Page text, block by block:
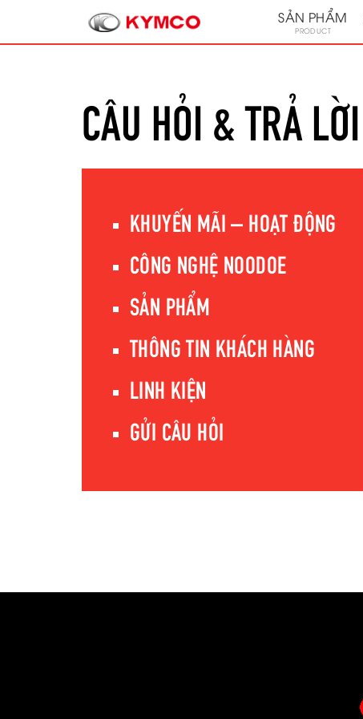
SẢN PHẨM
PRODUCT
CÂU HỎI & TRẢ LỜI
KHUYẾN MÃI – HOẠT ĐỘNG
CÔNG NGHỆ NOODOE
SẢN PHẨM
THÔNG TIN KHÁCH HÀNG
LINH KIỆN
GỬI CÂU HỎI